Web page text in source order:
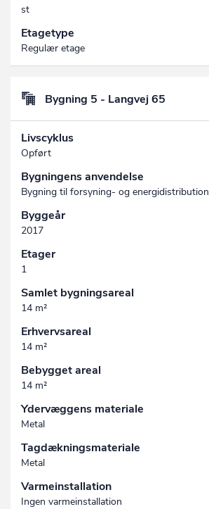
st
Etagetype
Regulær etage
Bygning 5 - Langvej 65
Livscyklus
Opført
Bygningens anvendelse
Bygning til forsyning- og energidistribution
Byggeår
2017
Etager
1
Samlet bygningsareal
14 m²
Erhvervsareal
14 m²
Bebygget areal
14 m²
Ydervæggens materiale
Metal
Tagdækningsmateriale
Metal
Varmeinstallation
Ingen varmeinstallation